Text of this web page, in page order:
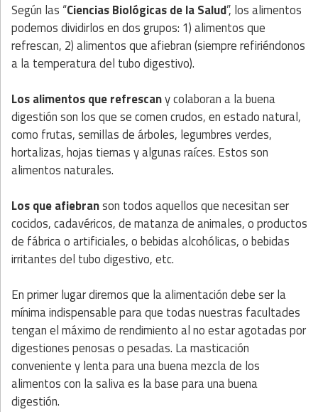
Según las “Ciencias Biológicas de la Salud”, los alimentos
podemos dividirlos en dos grupos: 1) alimentos que
refrescan, 2) alimentos que afiebran (siempre refiriéndonos
a la temperatura del tubo digestivo).
Los alimentos que refrescany colaboran a la buena
digestión son los que se comen crudos, en estado natural,
como frutas, semillas de árboles, legumbres verdes,
hortalizas, hojas tiernas y algunas raíces. Estos son
alimentos naturales.
Los que afiebranson todos aquellos que necesitan ser
cocidos, cadavéricos, de matanza de animales, o productos
de fábrica o artificiales, o bebidas alcohólicas, o bebidas
irritantes del tubo digestivo, etc.
En primer lugar diremos que la alimentación debe ser la
mínima indispensable para que todas nuestras facultades
tengan el máximo de rendimiento al no estar agotadas por
digestiones penosas o pesadas. La masticación
conveniente y lenta para una buena mezcla de los
alimentos con la saliva es la base para una buena
digestión.